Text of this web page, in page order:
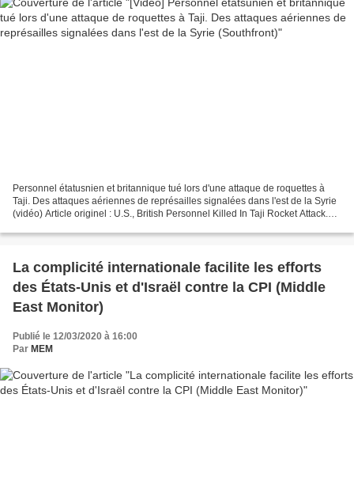
Personnel étatusnien et britannique tué lors d'une attaque de roquettes à
Taji. Des attaques aériennes de représailles signalées dans l'est de la Syrie
(vidéo) Article originel : U.S., British Personnel Killed In Taji Rocket Attack.
La complicité internationale facilite les efforts
des États-Unis et d'Israël contre la CPI (Middle
East Monitor)
Publié le 12/03/2020 à 16:00
Par MEM